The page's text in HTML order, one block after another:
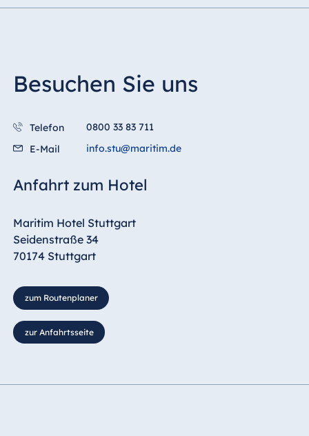
Besuchen Sie uns
Telefon
0800 33 83 711
E-Mail
info.stu@maritim.de
Anfahrt zum Hotel
Maritim Hotel Stuttgart
Seidenstraße 34
70174 Stuttgart
zum Routenplaner
zur Anfahrtsseite